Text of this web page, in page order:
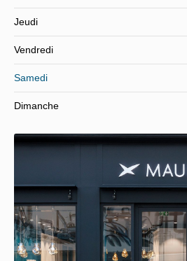
Jeudi
Vendredi
Samedi
Dimanche